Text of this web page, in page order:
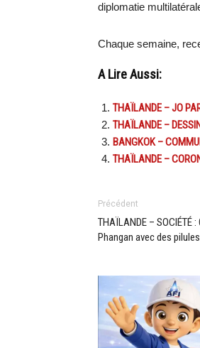
diplomatie
Chaque semaine,
A Lire Aussi:
THAÏLANDE – JO
THAÏLANDE –
BANGKOK –
THAÏLANDE –
Précédent
THAÏLANDE – SOCIÉTÉ
Phangan avec des